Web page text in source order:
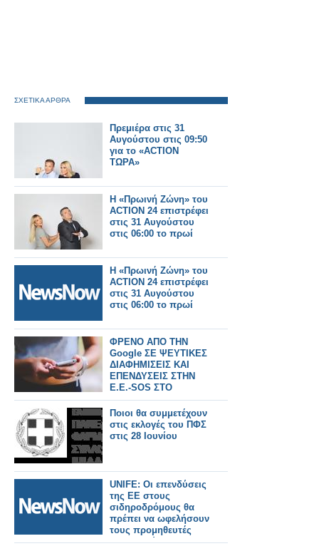
ΣΧΕΤΙΚΑ ΑΡΘΡΑ
Πρεμιέρα στις 31
Αυγούστου στις 09:50
για το «ACTION
ΤΩΡΑ»
Η «Πρωινή Ζώνη» του
ACTION 24 επιστρέφει
στις 31 Αυγούστου
στις 06:00 το πρωί
Η «Πρωινή Ζώνη» του
ACTION 24 επιστρέφει
στις 31 Αυγούστου
στις 06:00 το πρωί
ΦΡΕΝΟ ΑΠΟ ΤΗΝ
Google ΣΕ ΨΕΥΤΙΚΕΣ
ΔΙΑΦΗΜΙΣΕΙΣ ΚΑΙ
ΕΠΕΝΔΥΣΕΙΣ ΣΤΗΝ
Ε.Ε.-SOS ΣΤΟ
ΙΝΤΕΡΝΕΤ
Ποιοι θα συμμετέχουν
στις εκλογές του ΠΦΣ
στις 28 Ιουνίου
UNIFE: Οι επενδύσεις
της ΕΕ στους
σιδηροδρόμους θα
πρέπει να ωφελήσουν
τους προμηθευτές
που εδρεύουν στην